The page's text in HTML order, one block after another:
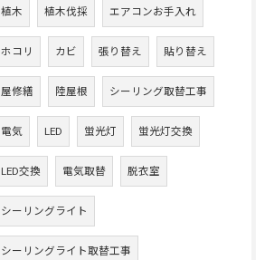
植木 植木伐採 エアコンお手入れ
ホコリ カビ 張り替え 貼り替え
屋修繕 陸屋根 シーリング取替工事
電気 LED 蛍光灯 蛍光灯交換
LED交換 電気取替 脱衣室
シーリングライト
シーリングライト取替工事